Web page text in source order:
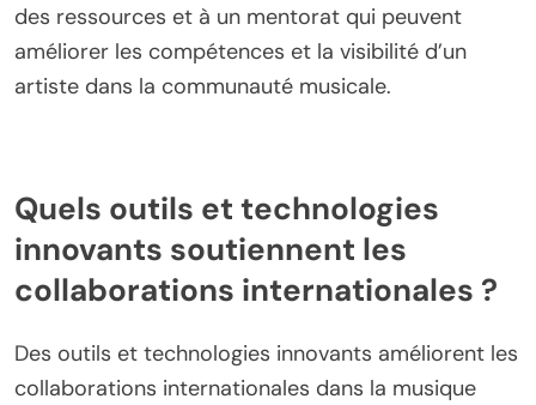
des ressources et à un mentorat qui peuvent
améliorer les compétences et la visibilité d’un
artiste dans la communauté musicale.